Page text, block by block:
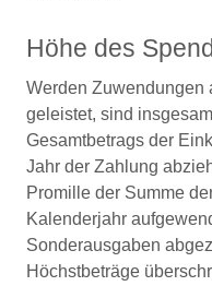
Höhe des
Werden Zuwendungen
geleistet, sind
Gesamtbetrags der
Jahr der Zahlung
Promille der Summe
Kalenderjahr
Sonderausgaben
Höchstbeträge